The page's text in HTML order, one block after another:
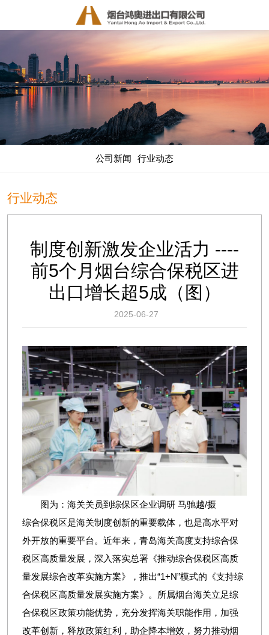
公司新闻 行业动态
行业动态
制度创新激发企业活力 ----
前5个月烟台综合保税区进
出口增长超5成（图）
2025-06-27
图为：海关关员到综保区企业调研 马驰越/摄
综合保税区是海关制度创新的重要载体，也是高水平对
外开放的重要平台。近年来，青岛海关高度支持综合保
税区高质量发展，深入落实总署《推动综合保税区高质
量发展综合改革实施方案》，推出“1+N”模式的《支持综
合保税区高质量发展实施方案》。所属烟台海关立足综
合保税区政策功能优势，充分发挥海关职能作用，加强
改革创新，释放政策红利，助企降本增效，努力推动烟